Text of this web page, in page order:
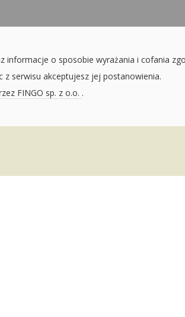
informacje o sposobie wyrażania i cofania
z serwisu akceptujesz jej postanowienia.
FINGO sp. z o.o. .